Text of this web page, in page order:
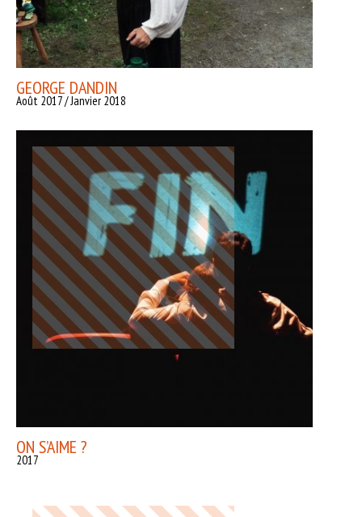
GEORGE DANDIN
Août 2017 / Janvier 2018
ON S’AIME ?
2017